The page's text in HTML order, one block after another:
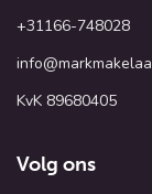
+31166-748028
KvK 89680405
Volg ons